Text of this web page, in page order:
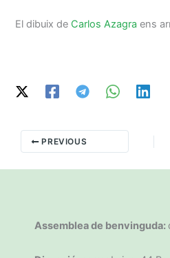
El dibuix de Carlos Azagra ens
PREVIOUS
Assemblea de benvinguda: